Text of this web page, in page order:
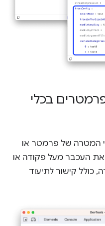
בכלי
המטרה של פרמטר או
העכבר מעל פקודה או
כולל קישור לתיעוד